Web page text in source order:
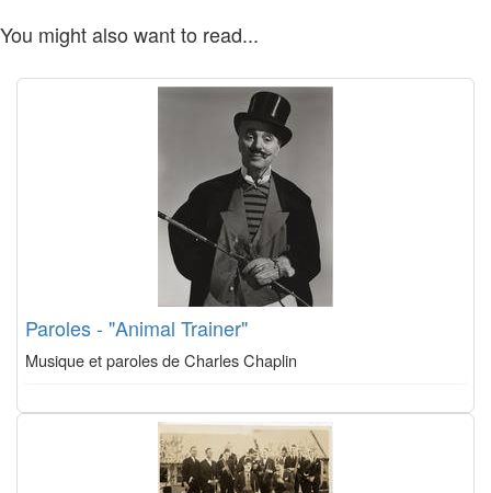
You might also want to read...
Paroles - "Animal Trainer"
Musique et paroles de Charles Chaplin